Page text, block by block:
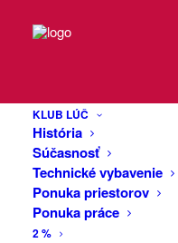
KLUB LÚČ
História
Súčasnosť
Technické vybavenie
Ponuka priestorov
Ponuka práce
2 %
What
2. MARCA 2018